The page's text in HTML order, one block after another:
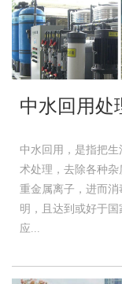
中水回用处
中水回用，是指把
术处理，去除各种
重金属离子，进而
明，且达到或好于
应...